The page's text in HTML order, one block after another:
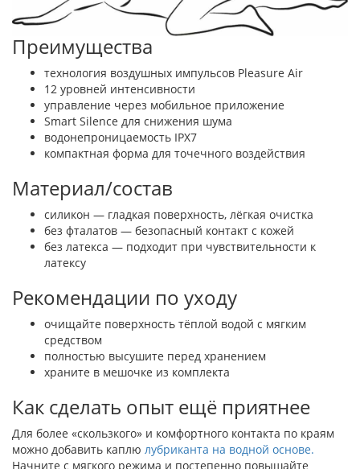
Преимущества
технология воздушных импульсов Pleasure Air
12 уровней интенсивности
управление через мобильное приложение
Smart Silence для снижения шума
водонепроницаемость IPX7
компактная форма для точечного воздействия
Материал/состав
силикон — гладкая поверхность, лёгкая очистка
без фталатов — безопасный контакт с кожей
без латекса — подходит при чувствительности к
латексу
Рекомендации по уходу
очищайте поверхность тёплой водой с мягким
средством
полностью высушите перед хранением
храните в мешочке из комплекта
Как сделать опыт ещё приятнее
Для более «скользкого» и комфортного контакта по краям
можно добавить каплю лубриканта на водной основе.
Начните с мягкого режима и постепенно повышайте